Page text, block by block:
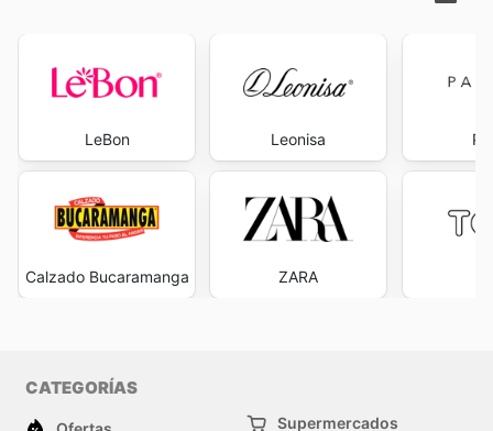
LeBon
Calzado Bucaramanga
Leonisa
ZARA
CATEGORÍAS
Supermercados